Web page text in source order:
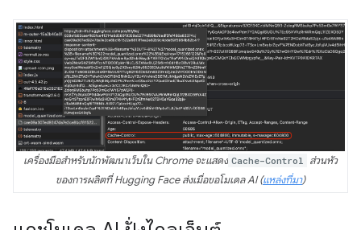
เครื่องมือสำหรับนักพัฒนาเว็บใน Chrome จะแสดง Cache-Control ส่วนหัว
ของการผลิตที่ Hugging Face ส่งเมื่อขอโมเดล AI (แหล่งที่มา)